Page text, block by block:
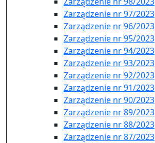
Zarządzenie nr 97/2023
Zarządzenie nr 96/2023
Zarządzenie nr 95/2023
Zarządzenie nr 94/2023
Zarządzenie nr 93/2023
Zarządzenie nr 92/2023
Zarządzenie nr 91/2023
Zarządzenie nr 90/2023
Zarządzenie nr 89/2023
Zarządzenie nr 88/2023
Zarządzenie nr 87/2023